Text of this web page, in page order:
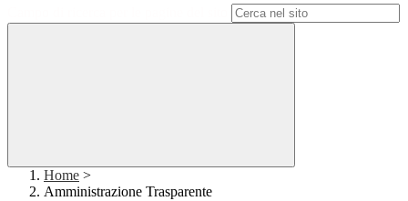
Home >
Amministrazione Trasparente